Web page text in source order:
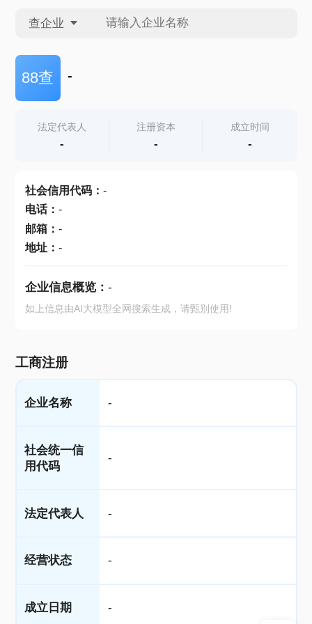
查企业
查企业
查产地
88查 -
法定代表人
-
注册资本
-
成立时间
-
社会信用代码： -
电话： -
邮箱： -
地址： -
企业信息概览： -
如上信息由AI大模型全网搜索生成，请甄别使用!
工商注册
企业名称 -
社会统一信
用代码
-
法定代表人 -
经营状态 -
成立日期 -